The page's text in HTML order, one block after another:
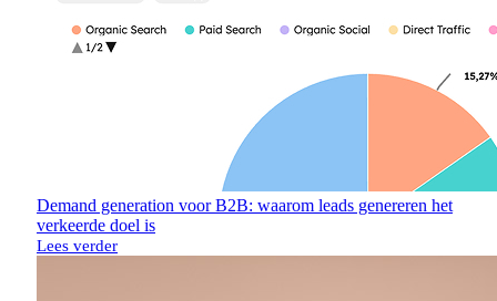
Demand generation voor B2B: waarom leads genereren het
verkeerde doel is
Lees verder